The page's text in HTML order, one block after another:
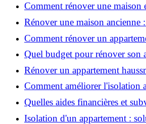
Comment rénover une maison
coûts et conseils ?
Rénover une maison ancienne
étapes, budget et astuces
Comment rénover un
?
Quel budget pour rénover son
2026 ?
Rénover un appartement
conseils pratiques et estimation
Comment améliorer l'isolation
appartement ?
Quelles aides financières et
rénover votre appartement en
Isolation d'un appartement :